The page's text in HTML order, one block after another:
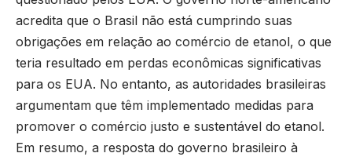
acredita que o Brasil não está cumprindo suas
obrigações em relação ao comércio de etanol, o que
teria resultado em perdas econômicas significativas
para os EUA. No entanto, as autoridades brasileiras
argumentam que têm implementado medidas para
promover o comércio justo e sustentável do etanol.
Em resumo, a resposta do governo brasileiro à